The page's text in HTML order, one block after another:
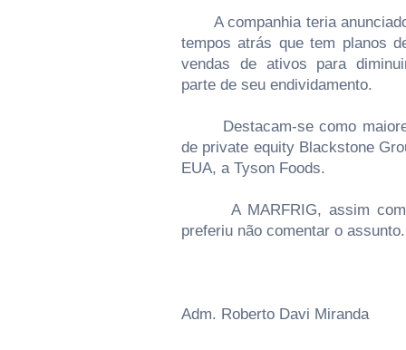
A companhia teria
tempos atrás que tem planos
vendas de ativos para
parte de seu endividamento.
Destacam-se como
de private equity Blackstone
EUA, a Tyson Foods.
A MARFRIG, assim como
preferiu não comentar o assunto.
Adm. Roberto Davi Miranda